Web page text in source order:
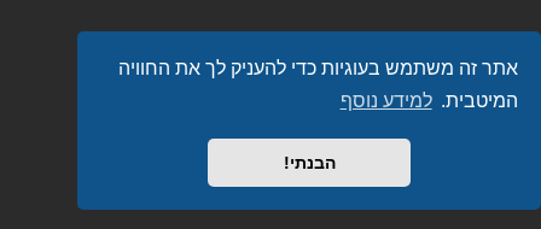
אתר זה משתמש בעוגיות כדי להעניק לך את החוויה
המיטבית. למידע נוסף
הבנתי!